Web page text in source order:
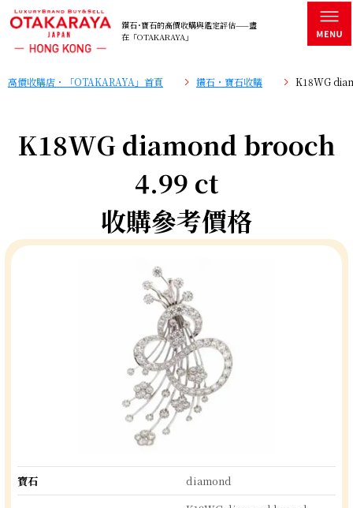
鑽石･寶石的高價收購與鑑定評估——盡
在「OTAKARAYA」
高價收購店・「OTAKARAYA」首頁 鑽石・寶石收購 K18WG
K18WG diamond brooch
4.99 ct
收購參考價格
寶石 diamond